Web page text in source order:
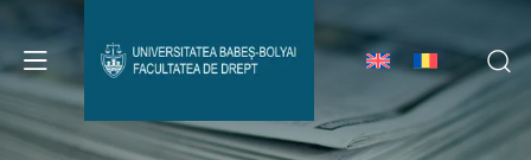
Avizier Studenți
Studii